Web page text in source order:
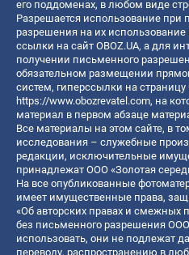
его поддоменах, в любом виде
Разрешается использование при
разрешения на их использование
ссылки на сайт OBOZ.UA, а для
получении письменного
обязательном размещении
систем, гиперссылки на страницу
https://www.obozrevatel.com, на
материал в первом абзаце
Все материалы на этом сайте, в
исследования – служебные
редакции, исключительные
принадлежат ООО «Золотая
На все опубликованные
имеет имущественные права,
«Об авторских правах и смежных
без письменного разрешения
использовать, они не подлежат
переводу, распространению в